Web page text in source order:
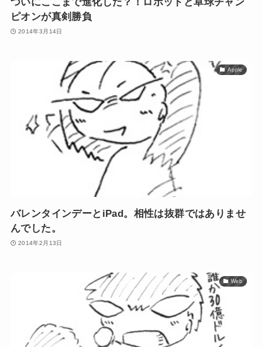
ピオンが真剣勝負
2014年3月14日
Apple
バレンタインデーとiPad。相性は抜群ではありませ
んでした。
2014年2月13日
Web